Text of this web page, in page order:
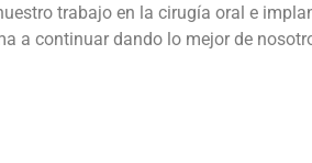
trabajo en la cirugía oral e
a continuar dando lo mejor de